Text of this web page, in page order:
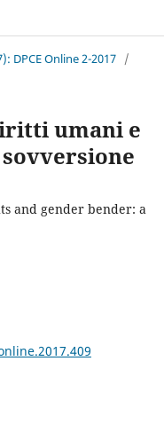
DPCE Online 2-2017 /
umani e
and gender bender: a